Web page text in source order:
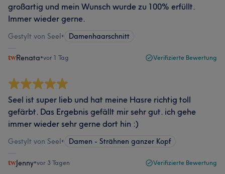
großartig und mein Wunsch wurde zu 100% erfüllt.
Immer wieder gerne.
Gestylt von Seel• Damenhaarschnitt
Renata•vor 1 Tag Verifizierte Bewertung
Seel ist super lieb und hat meine Hasre richtig toll
gefärbt. Das Ergebnis gefällt mir sehr gut. ich gehe
immer wieder sehr gerne dort hin :)
Gestylt von Seel• Damen - Strähnen ganzer Kopf
Jenny•vor 3 Tagen Verifizierte Bewertung